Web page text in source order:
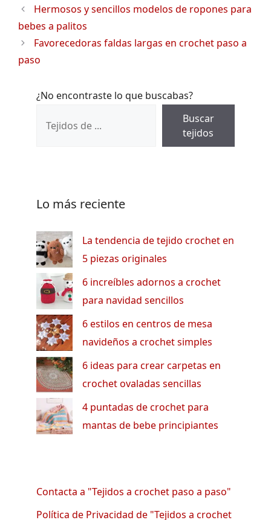
Hermosos y sencillos modelos de ropones para
bebes a palitos
Favorecedoras faldas largas en crochet paso a
paso
¿No encontraste lo que buscabas?
Buscar
tejidos
Lo más reciente
La tendencia de tejido crochet en
5 piezas originales
6 increíbles adornos a crochet
para navidad sencillos
6 estilos en centros de mesa
navideños a crochet simples
6 ideas para crear carpetas en
crochet ovaladas sencillas
4 puntadas de crochet para
mantas de bebe principiantes
Contacta a "Tejidos a crochet paso a paso"
Política de Privacidad de "Tejidos a crochet